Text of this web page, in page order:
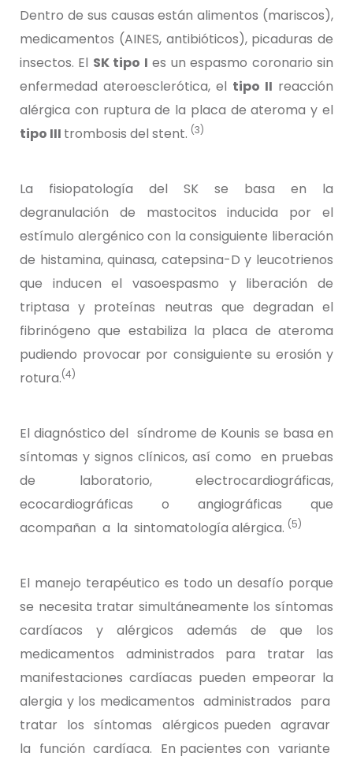
Dentro de sus causas están alimentos (mariscos),
medicamentos (AINES, antibióticos), picaduras de
insectos. El SK tipo I es un espasmo coronario sin
enfermedad ateroesclerótica, el tipo II reacción
alérgica con ruptura de la placa de ateroma y el
tipo III trombosis del stent. (3)
La fisiopatología del SK se basa en la
degranulación de mastocitos inducida por el
estímulo alergénico con la consiguiente liberación
de histamina, quinasa, catepsina-D y leucotrienos
que inducen el vasoespasmo y liberación de
triptasa y proteínas neutras que degradan el
fibrinógeno que estabiliza la placa de ateroma
pudiendo provocar por consiguiente su erosión y
rotura.(4)
El diagnóstico del síndrome de Kounis se basa en
síntomas y signos clínicos, así como en pruebas
de laboratorio, electrocardiográficas,
ecocardiográficas o angiográficas que
acompañan a la sintomatología alérgica. (5)
El manejo terapéutico es todo un desafío porque
se necesita tratar simultáneamente los síntomas
cardíacos y alérgicos además de que los
medicamentos administrados para tratar las
manifestaciones cardíacas pueden empeorar la
alergia y los medicamentos administrados para
tratar los síntomas alérgicos pueden agravar
la función cardíaca. En pacientes con variante